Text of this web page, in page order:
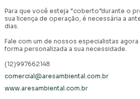
Para que você esteja “coberto”durante o
sua licença de operação, é necessária a
dias.
Fale com um de nossos especialistas
forma personalizada a sua necessidade.
(12)997662148
comercial@aresambiental.com.br
www.aresambiental.com.br